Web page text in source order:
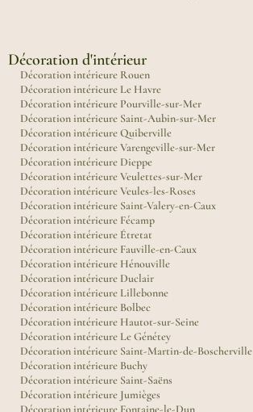
Décoration d'intérieur
Décoration intérieure Rouen
Décoration intérieure Le Havre
Décoration intérieure Pourville-sur-Mer
Décoration intérieure Saint-Aubin-sur-Mer
Décoration intérieure Quiberville
Décoration intérieure Varengeville-sur-Mer
Décoration intérieure Dieppe
Décoration intérieure Veulettes-sur-Mer
Décoration intérieure Veules-les-Roses
Décoration intérieure Saint-Valery-en-Caux
Décoration intérieure Fécamp
Décoration intérieure Étretat
Décoration intérieure Fauville-en-Caux
Décoration intérieure Hénouville
Décoration intérieure Duclair
Décoration intérieure Lillebonne
Décoration intérieure Bolbec
Décoration intérieure Hautot-sur-Seine
Décoration intérieure Le Génétey
Décoration intérieure Saint-Martin-de-Boscherville
Décoration intérieure Buchy
Décoration intérieure Saint-Saëns
Décoration intérieure Jumièges